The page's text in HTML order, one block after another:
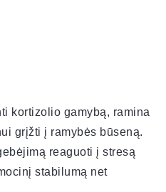
kortizolio gamybą, ramina
grįžti į ramybės būseną.
reaguoti į stresą
stabilumą net